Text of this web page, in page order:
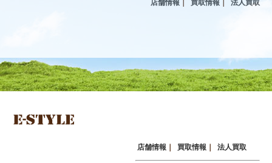
店舗情報 ｜ 買取情報 ｜ 法人買取
店舗情報 買取情報 法人買取